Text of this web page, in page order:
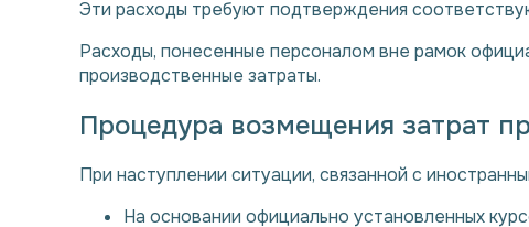
Эти расходы требуют подтверждения
Расходы, понесенные персоналом вне рамок
производственные затраты.
Процедура возмещения затрат
При наступлении ситуации, связанной с
На основании официально установленных